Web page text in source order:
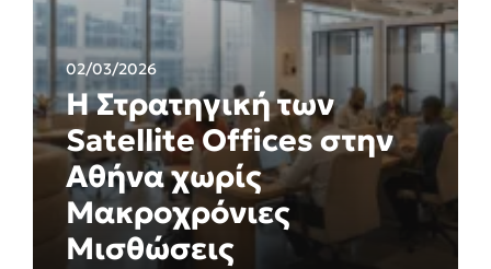
02/03/2026
Η Στρατηγική των
Satellite Offices στην
Αθήνα χωρίς
Μακροχρόνιες
Μισθώσεις